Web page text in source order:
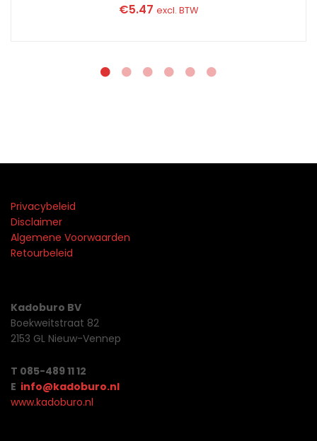
€5.47 excl. BTW
Privacybeleid
Disclaimer
Algemene Voorwaarden
Retourbeleid
Kadoburo BV
Boekweitstraat 82
2153 GL Nieuw-Vennep
T 085-489 11 12
E info@kadoburo.nl
www.kadoburo.nl